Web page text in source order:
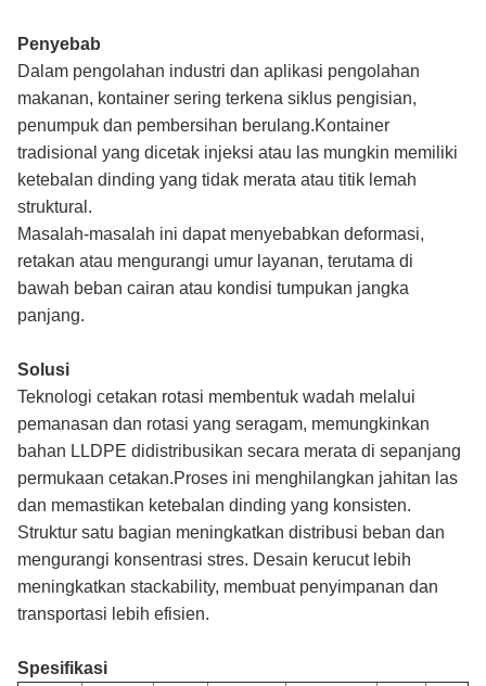
Penyebab
Dalam pengolahan industri dan aplikasi pengolahan
makanan, kontainer sering terkena siklus pengisian,
penumpuk dan pembersihan berulang.Kontainer
tradisional yang dicetak injeksi atau las mungkin memiliki
ketebalan dinding yang tidak merata atau titik lemah
struktural.
Masalah-masalah ini dapat menyebabkan deformasi,
retakan atau mengurangi umur layanan, terutama di
bawah beban cairan atau kondisi tumpukan jangka
panjang.
Solusi
Teknologi cetakan rotasi membentuk wadah melalui
pemanasan dan rotasi yang seragam, memungkinkan
bahan LLDPE didistribusikan secara merata di sepanjang
permukaan cetakan.Proses ini menghilangkan jahitan las
dan memastikan ketebalan dinding yang konsisten.
Struktur satu bagian meningkatkan distribusi beban dan
mengurangi konsentrasi stres. Desain kerucut lebih
meningkatkan stackability, membuat penyimpanan dan
transportasi lebih efisien.
Spesifikasi